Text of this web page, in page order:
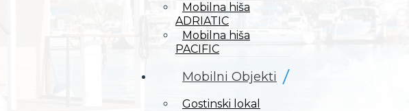
Mobilna hiša
ADRIATIC
Mobilna hiša
PACIFIC
Mobilni Objekti
Gostinski lokal